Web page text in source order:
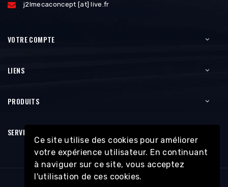
Ce site utilise des cookies pour améliorer
votre expérience utilisateur. En continuant
à naviguer sur ce site, vous acceptez
l'utilisation de ces cookies.
j2lmecaconcept [at] live.fr
VOTRE COMPTE
LIENS
PRODUITS
SERVICES